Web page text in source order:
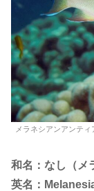
メラネシアンアンティ
和名：なし（メ
英名：